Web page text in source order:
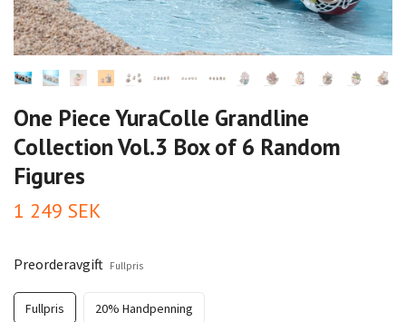
One Piece YuraColle Grandline
Collection Vol.3 Box of 6 Random
Figures
1 249 SEK
Preorderavgift Fullpris
Fullpris 20% Handpenning